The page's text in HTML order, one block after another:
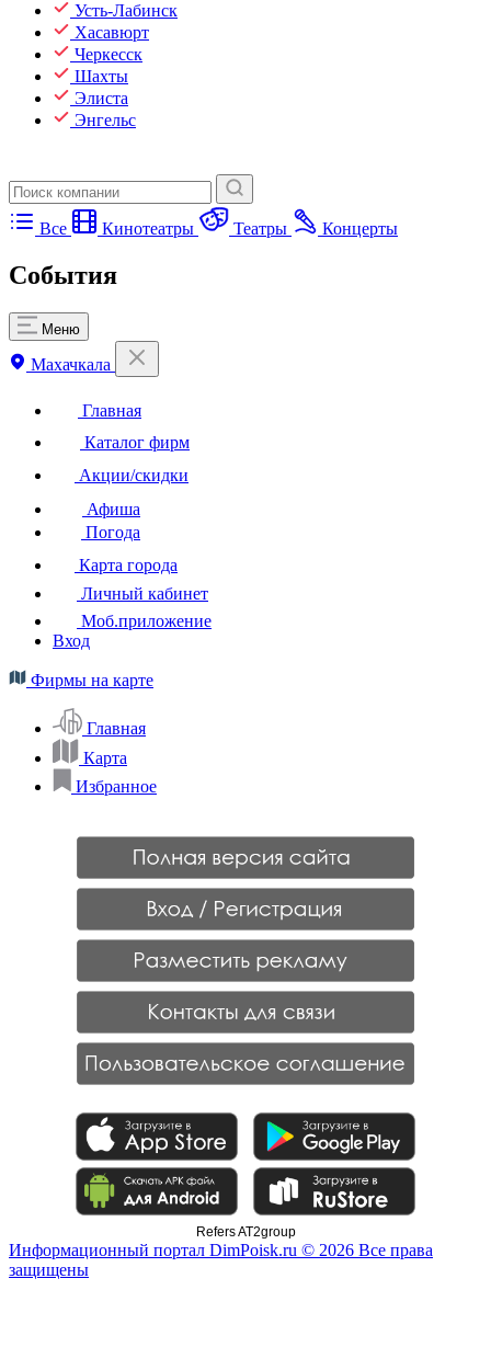
Усть-Лабинск
Хасавюрт
Черкесск
Шахты
Элиста
Энгельс
Все Кинотеатры Театры Концерты
События
Меню
Махачкала
Главная
Каталог фирм
Акции/скидки
Афиша
Погода
Карта города
Личный кабинет
Моб.приложение
Вход
Фирмы на карте
Главная
Карта
Избранное
Refers AT2group
Информационный портал DimPoisk.ru © 2026 Все права
защищены